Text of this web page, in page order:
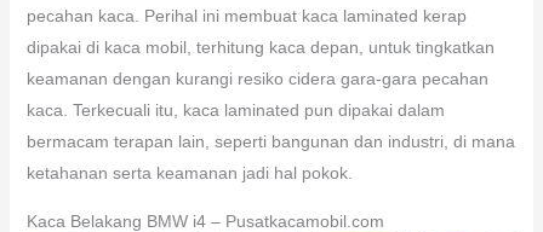
pecahan kaca. Perihal ini membuat kaca laminated kerap
dipakai di kaca mobil, terhitung kaca depan, untuk tingkatkan
keamanan dengan kurangi resiko cidera gara-gara pecahan
kaca. Terkecuali itu, kaca laminated pun dipakai dalam
bermacam terapan lain, seperti bangunan dan industri, di mana
ketahanan serta keamanan jadi hal pokok.
Kaca Belakang BMW i4 – Pusatkacamobil.com